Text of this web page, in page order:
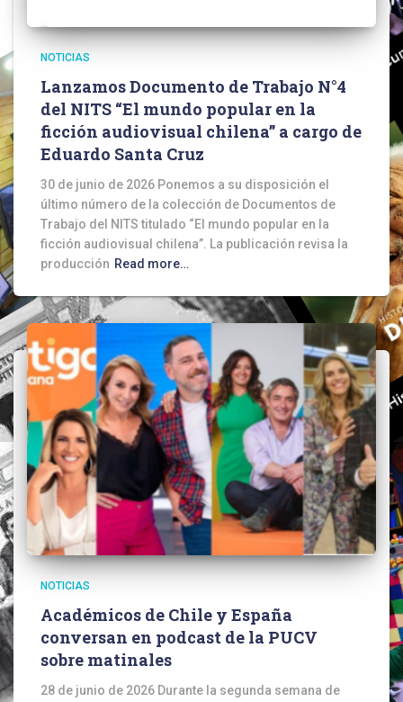
NOTICIAS
Lanzamos Documento de Trabajo N°4
del NITS “El mundo popular en la
ficción audiovisual chilena” a cargo de
Eduardo Santa Cruz
30 de junio de 2026 Ponemos a su disposición el
último número de la colección de Documentos de
Trabajo del NITS titulado “El mundo popular en la
ficción audiovisual chilena”. La publicación revisa la
producción Read more…
NOTICIAS
Académicos de Chile y España
conversan en podcast de la PUCV
sobre matinales
28 de junio de 2026 Durante la segunda semana de